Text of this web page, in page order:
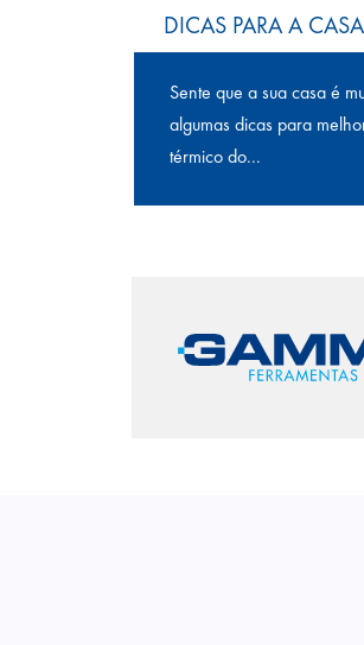
DICAS PARA A CASA
Sente que a sua casa é
algumas dicas para
térmico do...